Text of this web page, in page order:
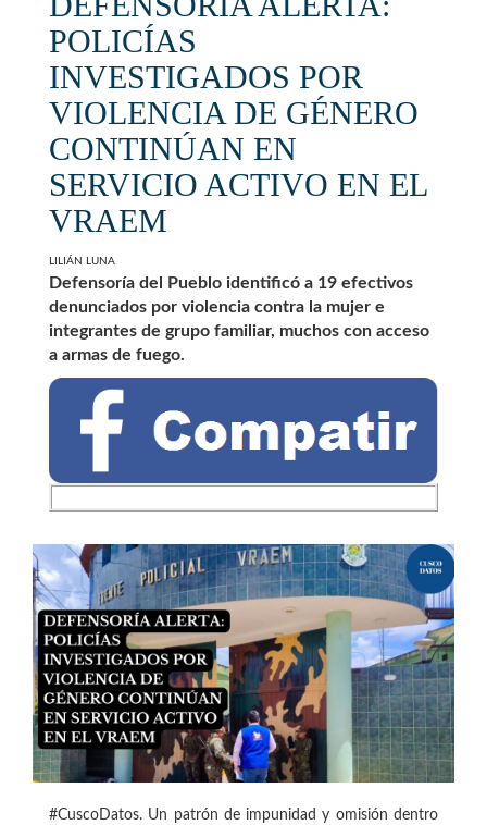
POLICÍAS
INVESTIGADOS POR
VIOLENCIA DE GÉNERO
CONTINÚAN EN
SERVICIO ACTIVO EN EL
VRAEM
LILIÁN LUNA
Defensoría del Pueblo identificó a 19 efectivos
denunciados por violencia contra la mujer e
integrantes de grupo familiar, muchos con acceso
a armas de fuego.
#CuscoDatos. Un patrón de impunidad y omisión dentro